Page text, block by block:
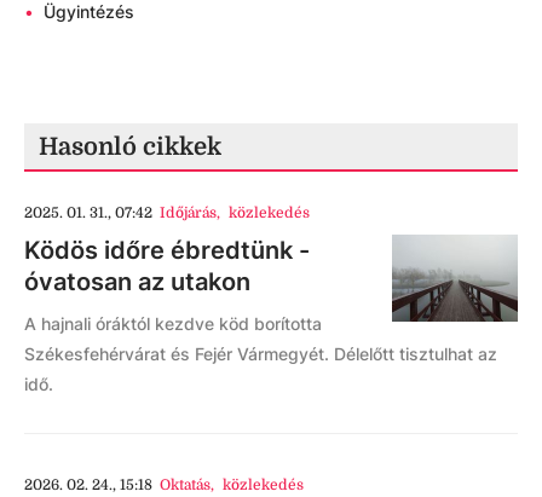
• Ügyintézés
Hasonló cikkek
2025. 01. 31., 07:42 Időjárás, közlekedés
Ködös időre ébredtünk -
óvatosan az utakon
A hajnali óráktól kezdve köd borította
Székesfehérvárat és Fejér Vármegyét. Délelőtt tisztulhat az
idő.
2026. 02. 24., 15:18 Oktatás, közlekedés